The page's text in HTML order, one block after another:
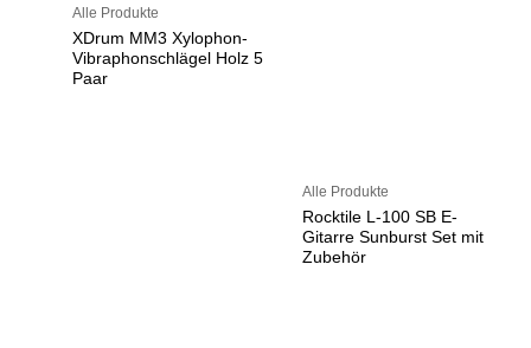
Alle Produkte
XDrum MM3 Xylophon-
Vibraphonschlägel Holz 5
Paar
Alle Produkte
Rocktile L-100 SB E-
Gitarre Sunburst Set mit
Zubehör